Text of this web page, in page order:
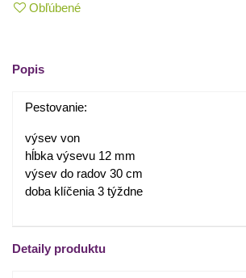
Obľúbené
Popis
Pestovanie:
výsev von
hĺbka výsevu 12 mm
výsev do radov 30 cm
doba klíčenia 3 týždne
Detaily produktu